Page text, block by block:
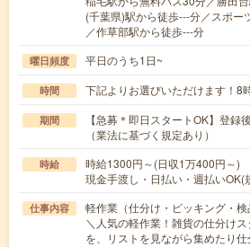
(千葉県)駅から徒歩---分／スポー
／作草部駅から徒歩---分
曜日頻度 平日のうち1日~
時間 下記よりお選びいただけます！8
期間
【急募＊即日スタートOK】登録
（業法に基づく規定あり）
時給
時給1300円～(日収1万400円～
現金手渡し・日払い・週払いOK(
仕事内容
軽作業（仕分け・ピッキング・検
＼人気の軽作業！雑貨の仕分け
を、リストを見ながら集めたり